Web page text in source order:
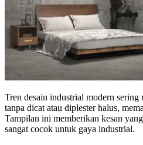
Tren desain industrial modern sering
tanpa dicat atau diplester halus,
Tampilan ini memberikan kesan
sangat cocok untuk gaya industrial.